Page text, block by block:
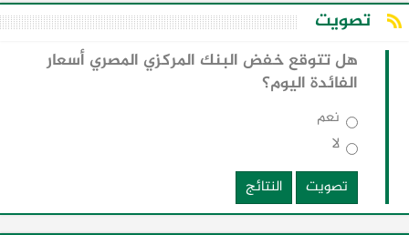
تصويت
هل تتوقع خفض البنك المركزي المصري أسعار
الفائدة اليوم؟
نعم
لا
تصويت
النتائج